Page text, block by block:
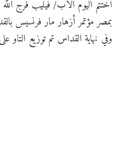
اختتم اليوم الأب/ فيليب فرج الله
بمصر مؤتمر أزهار مار فرنسيس
وفي نهاية القداس تم توزيع التاو